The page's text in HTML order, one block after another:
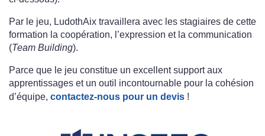
Par le jeu, LudothAix travaillera avec les stagiaires de cette
formation la coopération, l’expression et la communication
(Team Building).
Parce que le jeu constitue un excellent support aux
apprentissages et un outil incontournable pour la cohésion
d’équipe, contactez-nous pour un devis !